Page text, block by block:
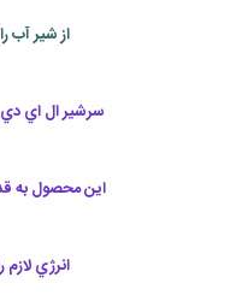
از شير آب
سرشير ال اي دي
اين محصول به
انرژي